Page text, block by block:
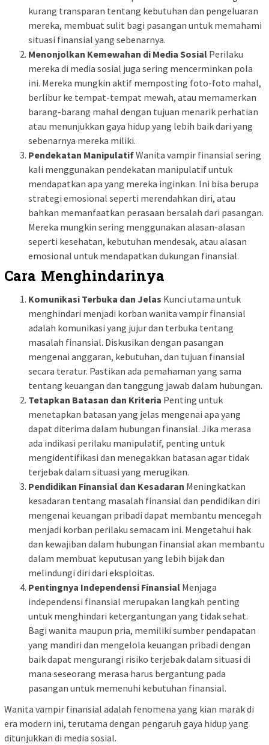
kurang transparan tentang kebutuhan dan pengeluaran
mereka, membuat sulit bagi pasangan untuk memahami
situasi finansial yang sebenarnya.
Menonjolkan Kemewahan di Media Sosial Perilaku
mereka di media sosial juga sering mencerminkan pola
ini. Mereka mungkin aktif memposting foto-foto mahal,
berlibur ke tempat-tempat mewah, atau memamerkan
barang-barang mahal dengan tujuan menarik perhatian
atau menunjukkan gaya hidup yang lebih baik dari yang
sebenarnya mereka miliki.
Pendekatan ManipulatifWanita vampir finansial sering
kali menggunakan pendekatan manipulatif untuk
mendapatkan apa yang mereka inginkan. Ini bisa berupa
strategi emosional seperti merendahkan diri, atau
bahkan memanfaatkan perasaan bersalah dari pasangan.
Mereka mungkin sering menggunakan alasan-alasan
seperti kesehatan, kebutuhan mendesak, atau alasan
emosional untuk mendapatkan dukungan finansial.
Cara Menghindarinya
Komunikasi Terbuka dan Jelas Kunci utama untuk
menghindari menjadi korban wanita vampir finansial
adalah komunikasi yang jujur dan terbuka tentang
masalah finansial. Diskusikan dengan pasangan
mengenai anggaran, kebutuhan, dan tujuan finansial
secara teratur. Pastikan ada pemahaman yang sama
tentang keuangan dan tanggung jawab dalam hubungan.
Tetapkan Batasan dan Kriteria Penting untuk
menetapkan batasan yang jelas mengenai apa yang
dapat diterima dalam hubungan finansial. Jika merasa
ada indikasi perilaku manipulatif, penting untuk
mengidentifikasi dan menegakkan batasan agar tidak
terjebak dalam situasi yang merugikan.
Pendidikan Finansial dan Kesadaran Meningkatkan
kesadaran tentang masalah finansial dan pendidikan diri
mengenai keuangan pribadi dapat membantu mencegah
menjadi korban perilaku semacam ini. Mengetahui hak
dan kewajiban dalam hubungan finansial akan membantu
dalam membuat keputusan yang lebih bijak dan
melindungi diri dari eksploitas.
Pentingnya Independensi Finansial Menjaga
independensi finansial merupakan langkah penting
untuk menghindari ketergantungan yang tidak sehat.
Bagi wanita maupun pria, memiliki sumber pendapatan
yang mandiri dan mengelola keuangan pribadi dengan
baik dapat mengurangi risiko terjebak dalam situasi di
mana seseorang merasa harus bergantung pada
pasangan untuk memenuhi kebutuhan finansial.
Wanita vampir finansial adalah fenomena yang kian marak di
era modern ini, terutama dengan pengaruh gaya hidup yang
ditunjukkan di media sosial.